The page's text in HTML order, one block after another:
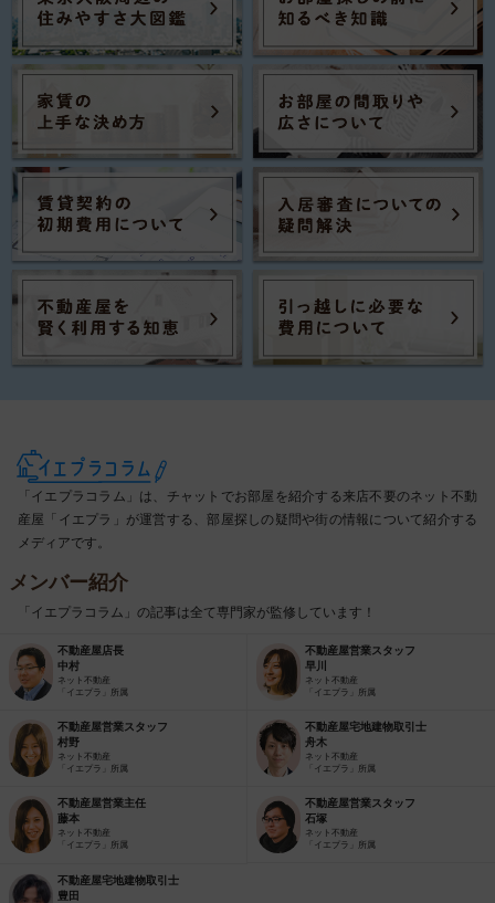
「イエプラコラム」は、チャットでお部屋を紹介する来店不要のネット不動
産屋「イエプラ」が運営する、部屋探しの疑問や街の情報について紹介する
メディアです。
メンバー紹介
「イエプラコラム」の記事は全て専門家が監修しています！
不動産屋店長
中村
ネット不動産
「イエプラ」所属
不動産屋営業スタッフ
早川
ネット不動産
「イエプラ」所属
不動産屋営業スタッフ
村野
ネット不動産
「イエプラ」所属
不動産屋宅地建物取引士
舟木
ネット不動産
「イエプラ」所属
不動産屋営業主任
藤本
ネット不動産
「イエプラ」所属
不動産屋営業スタッフ
石塚
ネット不動産
「イエプラ」所属
不動産屋宅地建物取引士
豊田